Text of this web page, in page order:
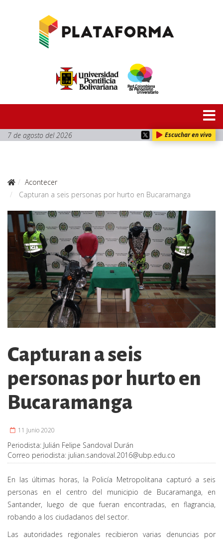
7 de agosto del 2026 Escuchar en vivo
Acontecer
Capturan a seis personas por hurto en Bucaramanga
Capturan a seis
personas por hurto en
Bucaramanga
11 Junio 2020
Periodista: Julián Felipe Sandoval Durán
Correo periodista: julian.sandoval.2016@ubp.edu.co
En las últimas horas, la Policía Metropolitana capturó a seis
personas en el centro del municipio de Bucaramanga, en
Santander, luego de que fueran encontradas, en flagrancia,
robando a los ciudadanos del sector.
Las autoridades regionales recibieron varias denuncias por